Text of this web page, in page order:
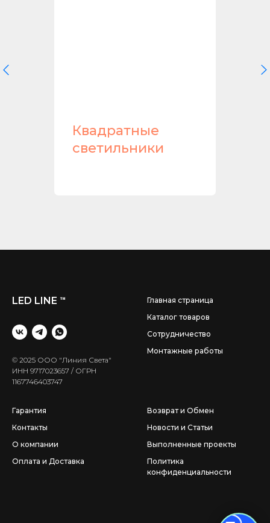
Квадратные
светильники
LED LINE ™
© 2025 ООО "Линия Света"
ИНН 9717023657 / ОГРН
1167746403747
Главная страница
Каталог товаров
Сотрудничество
Монтажные работы
Гарантия
Контакты
О компании
Оплата и Доставка
Возврат и Обмен
Новости и Статьи
Выполненные проекты
Политика
конфиденциальности